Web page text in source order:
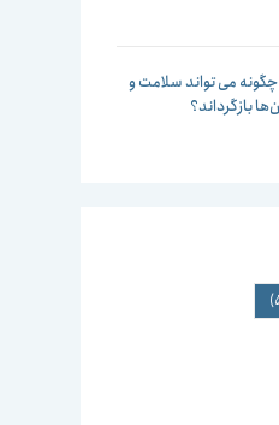
می تواند سلامت و
بازگرداند؟